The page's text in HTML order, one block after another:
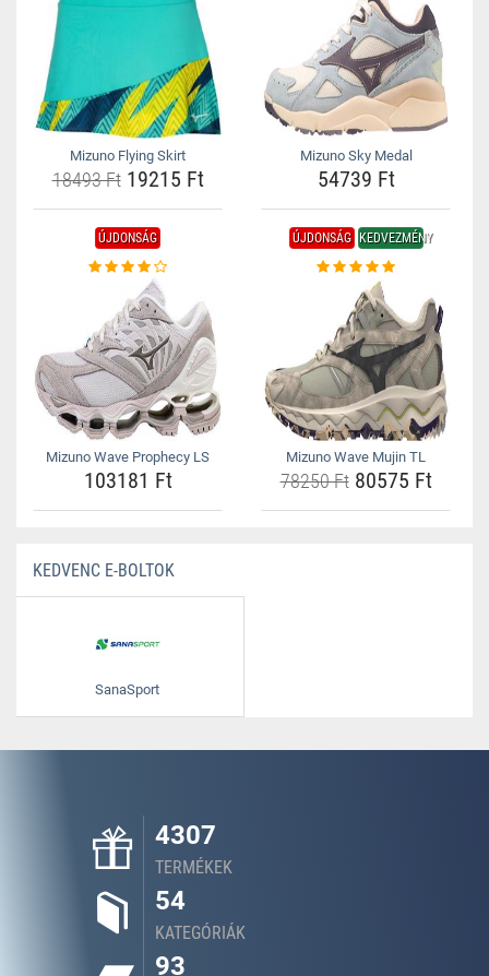
Mizuno Flying Skirt
18493 Ft19215 Ft
Mizuno Sky Medal
54739 Ft
ÚJDONSÁG
Mizuno Wave Prophecy LS
103181 Ft
ÚJDONSÁG KEDVEZMÉNY
Mizuno Wave Mujin TL
78250 Ft80575 Ft
KEDVENC E-BOLTOK
SanaSport
4307
TERMÉKEK
54
KATEGÓRIÁK
93